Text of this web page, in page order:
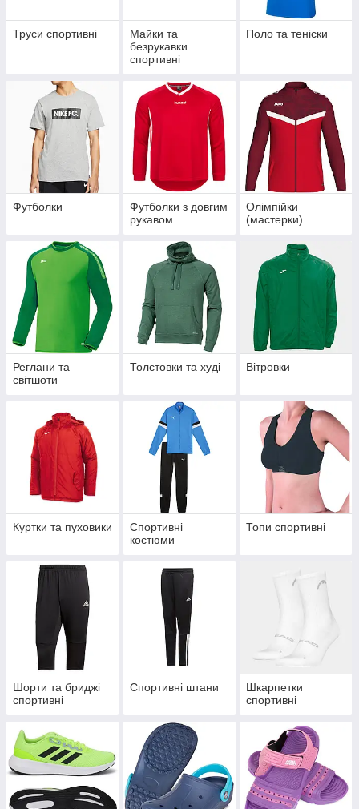
Труси спортивні
Майки та
безрукавки
спортивні
Поло та теніски
Футболки
Футболки з довгим
рукавом
Олімпійки
(мастерки)
Реглани та
світшоти
Толстовки та худі Вітровки
Куртки та пуховики
Спортивні
костюми
Топи спортивні
Шорти та бриджі
спортивні
Спортивні штани
Шкарпетки
спортивні